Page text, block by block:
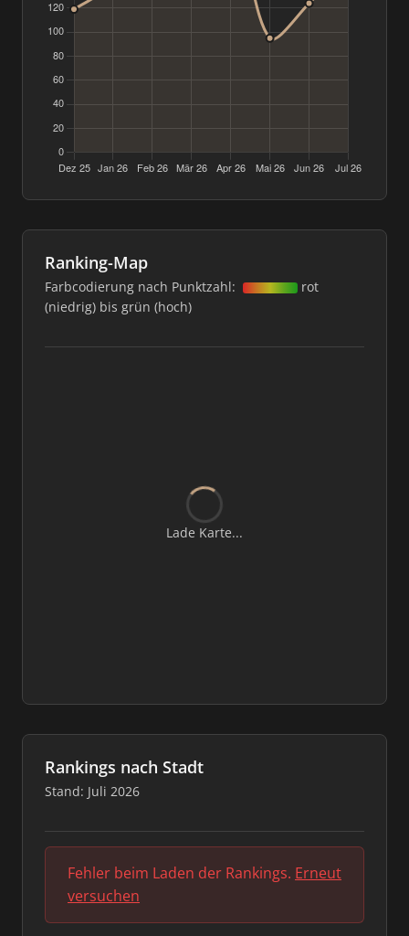
Ranking-Map
Farbcodierung nach Punktzahl:
rot
(niedrig) bis grün (hoch)
Lade Karte...
Rankings nach Stadt
Stand: Juli 2026
Fehler beim Laden der Rankings. Erneut
versuchen